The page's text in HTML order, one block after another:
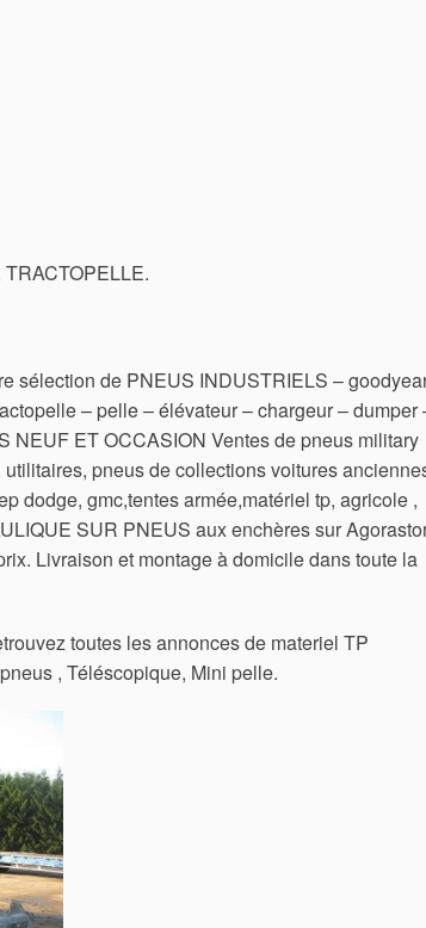
sélection de PNEUS INDUSTRIELS –
– pelle – élévateur – chargeur – dumper
NEUF ET OCCASION Ventes de pneus military
pneus de collections voitures
dodge, gmc,tentes armée,matériel tp, agricole ,
SUR PNEUS aux enchères sur
Livraison et montage à domicile dans toute la
toutes les annonces de materiel TP
, Téléscopique, Mini pelle.